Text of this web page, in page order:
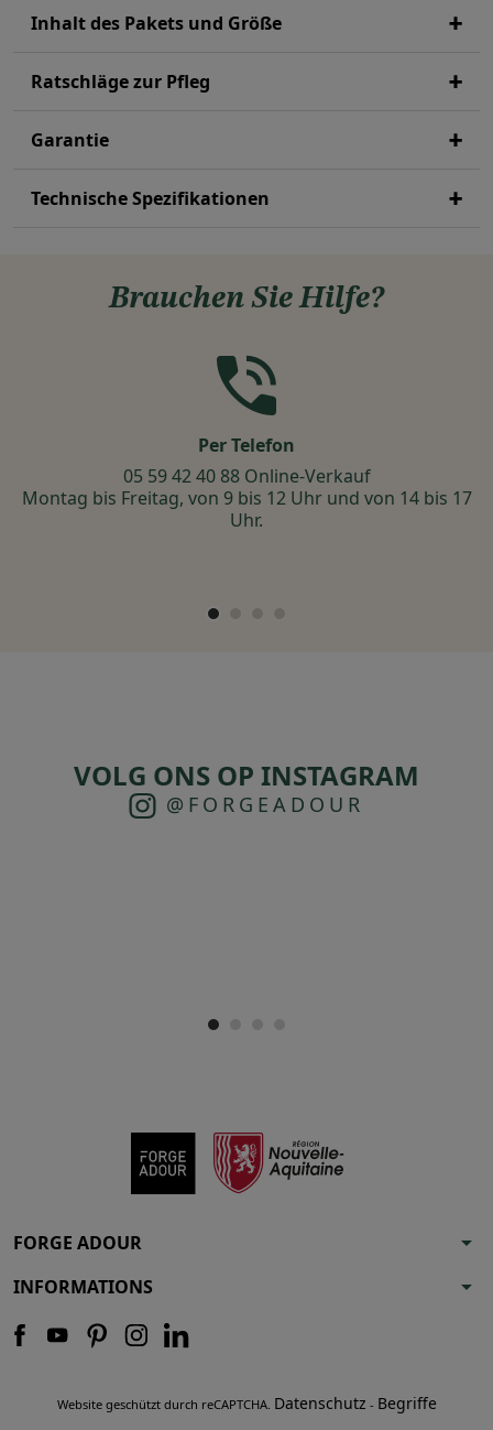
Inhalt des Pakets und Größe
Ratschläge zur Pfleg
Garantie
Technische Spezifikationen
Brauchen Sie Hilfe?
Per Telefon
05 59 42 40 88 Online-Verkauf
Montag bis Freitag, von 9 bis 12 Uhr und von 14 bis 17
Uhr.
VOLG ONS OP INSTAGRAM
@FORGEADOUR
FORGE ADOUR arrow_drop_down
INFORMATIONS arrow_drop_down
Website geschützt durch reCAPTCHA. Datenschutz - Begriffe